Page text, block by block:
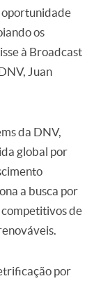
oportunidade
os
à Broadcast
Juan
da DNV,
global por
a busca por
de
por